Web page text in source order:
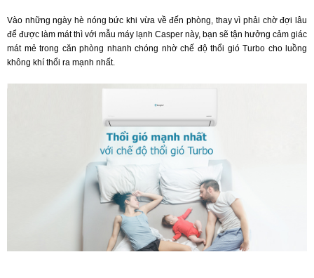
Vào những ngày hè nóng bức khi vừa về đến phòng, thay vì phải chờ đợi lâu
để được làm mát thì với mẫu máy lạnh Casper này, bạn sẽ tận hưởng cảm giác
mát mẻ trong căn phòng nhanh chóng nhờ chế độ thổi gió Turbo cho luồng
không khí thổi ra mạnh nhất.